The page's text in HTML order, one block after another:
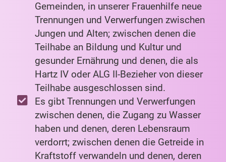
Gemeinden, in unserer Frauenhilfe neue
Trennungen und Verwerfungen zwischen
Jungen und Alten; zwischen denen die
Teilhabe an Bildung und Kultur und
gesunder Ernährung und denen, die als
Hartz IV oder ALG II-Bezieher von dieser
Teilhabe ausgeschlossen sind.
Es gibt Trennungen und Verwerfungen
zwischen denen, die Zugang zu Wasser
haben und denen, deren Lebensraum
verdorrt; zwischen denen die Getreide in
Kraftstoff verwandeln und denen, deren